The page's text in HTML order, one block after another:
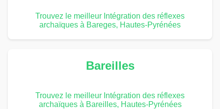
Trouvez le meilleur Intégration des réflexes
archaïques à Bareges, Hautes-Pyrénées
Bareilles
Trouvez le meilleur Intégration des réflexes
archaïques à Bareilles, Hautes-Pyrénées